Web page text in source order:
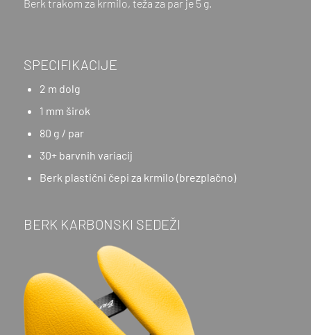
Berk trakom za krmilo, teža za par je 5 g.
SPECIFIKACIJE
2 m dolg
1 mm širok
80 g / par
30+ barvnih variacij
Berk plastični čepi za krmilo (brezplačno)
BERK KARBONSKI SEDEŽI